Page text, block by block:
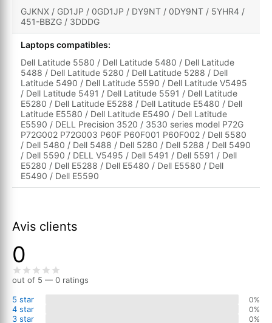
GJKNX / GD1JP / 0GD1JP / DY9NT / 0DY9NT / 5YHR4 /
451-BBZG / 3DDDG
Laptops compatibles:
Dell Latitude 5580 / Dell Latitude 5480 / Dell Latitude
5488 / Dell Latitude 5280 / Dell Latitude 5288 / Dell
Latitude 5490 / Dell Latitude 5590 / Dell Latitude V5495
/ Dell Latitude 5491 / Dell Latitude 5591 / Dell Latitude
E5280 / Dell Latitude E5288 / Dell Latitude E5480 / Dell
Latitude E5580 / Dell Latitude E5490 / Dell Latitude
E5590 / DELL Precision 3520 / 3530 series model P72G
P72G002 P72G003 P60F P60F001 P60F002 / Dell 5580
/ Dell 5480 / Dell 5488 / Dell 5280 / Dell 5288 / Dell 5490
/ Dell 5590 / DELL V5495 / Dell 5491 / Dell 5591 / Dell
E5280 / Dell E5288 / Dell E5480 / Dell E5580 / Dell
E5490 / Dell E5590
Avis clients
0
out of 5 — 0 ratings
5 star
0%
4 star 0%
3 star 0%